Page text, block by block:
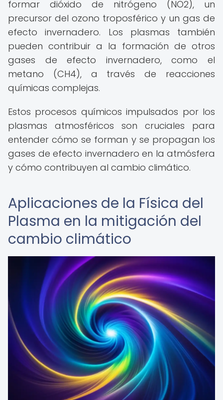
formar dióxido de nitrógeno (NO2), un
precursor del ozono troposférico y un gas de
efecto invernadero. Los plasmas también
pueden contribuir a la formación de otros
gases de efecto invernadero, como el
metano (CH4), a través de reacciones
químicas complejas.
Estos procesos químicos impulsados por los
plasmas atmosféricos son cruciales para
entender cómo se forman y se propagan los
gases de efecto invernadero en la atmósfera
y cómo contribuyen al cambio climático.
Aplicaciones de la Física del
Plasma en la mitigación del
cambio climático